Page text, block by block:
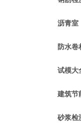
沥青室
防水卷
试模大
建筑节
砂浆检